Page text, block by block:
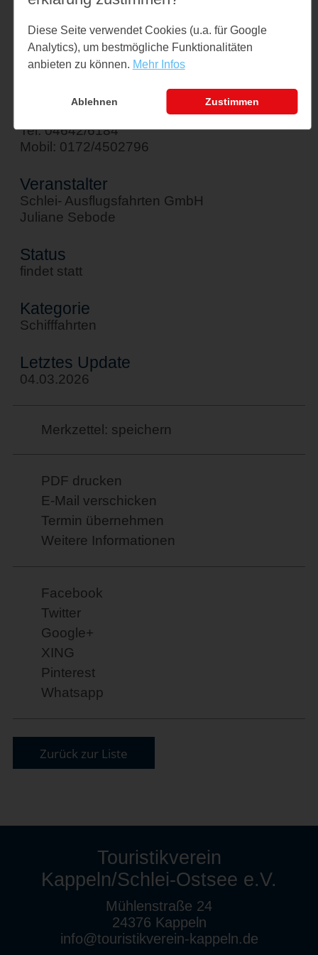
24376 Kappeln
↪ Google Maps öffnen
Kontakt
sebode@schlei-ausflugsfahrten.de
Tel: 04642/6184
Mobil: 0172/4502796
Veranstalter
Schlei- Ausflugsfahrten GmbH
Juliane Sebode
Status
findet statt
Kategorie
Schifffahrten
Letztes Update
04.03.2026
Merkzettel: speichern
PDF drucken
E-Mail verschicken
Termin übernehmen
Weitere Informationen
Facebook
Twitter
Google+
XING
Pinterest
Whatsapp
Zurück zur Liste
Touristikverein
Kappeln/Schlei-Ostsee e.V.
Mühlenstraße 24
24376 Kappeln
info@touristikverein-kappeln.de
Diese Seite verwendet Cookies (u.a. für Google
Analytics), um bestmögliche Funktionalitäten
anbieten zu können. Mehr Infos
Ablehnen Zustimmen